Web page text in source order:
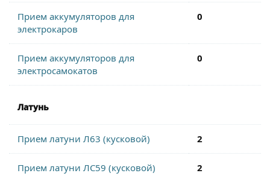
Прием аккумуляторов для
электрокаров
0
Прием аккумуляторов для
электросамокатов
0
Латунь
Прием латуни Л63 (кусковой) 2
Прием латуни ЛС59 (кусковой) 2